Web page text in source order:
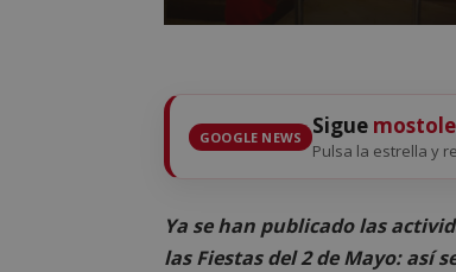
GOOGLE NEWS Sigue
Pulsa la estrella y
Ya se han publicado las
las Fiestas del 2 de Mayo: así